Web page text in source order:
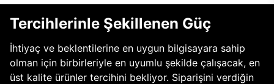
Tercihlerinle Şekillenen Güç
İhtiyaç ve beklentilerine en uygun bilgisayara sahip
olman için birbirleriyle en uyumlu şekilde çalışacak, en
üst kalite ürünler tercihini bekliyor. Siparişini verdiğin